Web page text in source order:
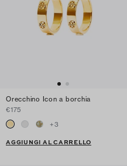
Orecchino Icon a borchia
€175
+3
AGGIUNGI AL CARRELLO